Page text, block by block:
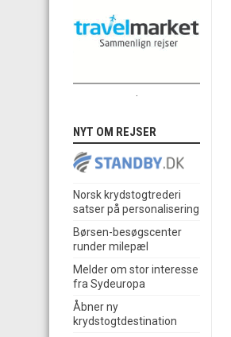
NYT OM REJSER
Norsk krydstogtrederi
satser på personalisering
Børsen-besøgscenter
runder milepæl
Melder om stor interesse
fra Sydeuropa
Åbner ny
krydstogtdestination